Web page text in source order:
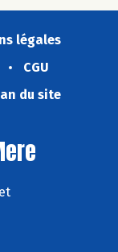
légales
CGU
du site